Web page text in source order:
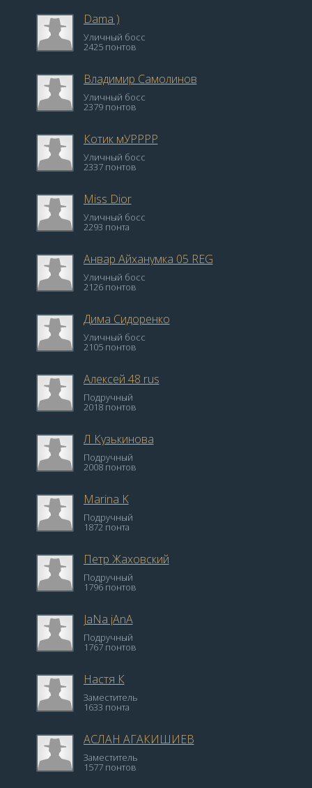
Dama )
Уличный босс
2425 понтов
Владимир Самолинов
Уличный босс
2379 понтов
Котик мУРРРР
Уличный босс
2337 понтов
Miss Dior
Уличный босс
2293 понта
Анвар Айханумка 05 REG
Уличный босс
2126 понтов
Дима Сидоренко
Уличный босс
2105 понтов
Алексей 48 rus
Подручный
2018 понтов
Л Кузькинова
Подручный
2008 понтов
Marina K
Подручный
1872 понта
Петр Жаховский
Подручный
1796 понтов
JaNa jAnA
Подручный
1767 понтов
Настя К
Заместитель
1633 понта
АСЛАН АГАКИШИЕВ
Заместитель
1577 понтов